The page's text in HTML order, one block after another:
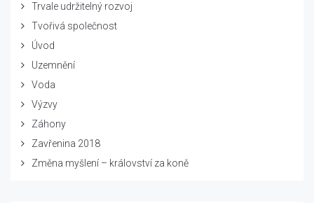
Trvale udržitelný rozvoj
Tvořivá společnost
Úvod
Uzemnění
Voda
Výzvy
Záhony
Zavřenina 2018
Změna myšlení – království za koně